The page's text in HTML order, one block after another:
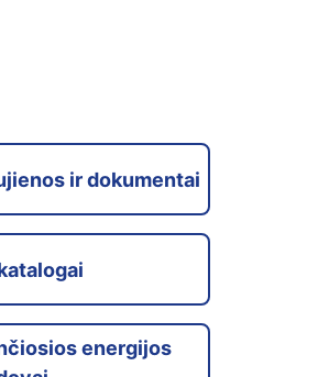
ir dokumentai
energijos